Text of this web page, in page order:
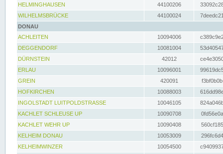
HELMINGHAUSEN
44100206
WILHELMSBRÜCKE
44100024
DONAU
ACHLEITEN
10094006
DEGGENDORF
10081004
DÜRNSTEIN
42012
ERLAU
10096001
GREIN
420091
HOFKIRCHEN
10088003
INGOLSTADT LUITPOLDSTRASSE
10046105
KACHLET SCHLEUSE UP
10090708
KACHLET WEHR UP
10090408
KELHEIM DONAU
10053009
KELHEIMWINZER
10054500